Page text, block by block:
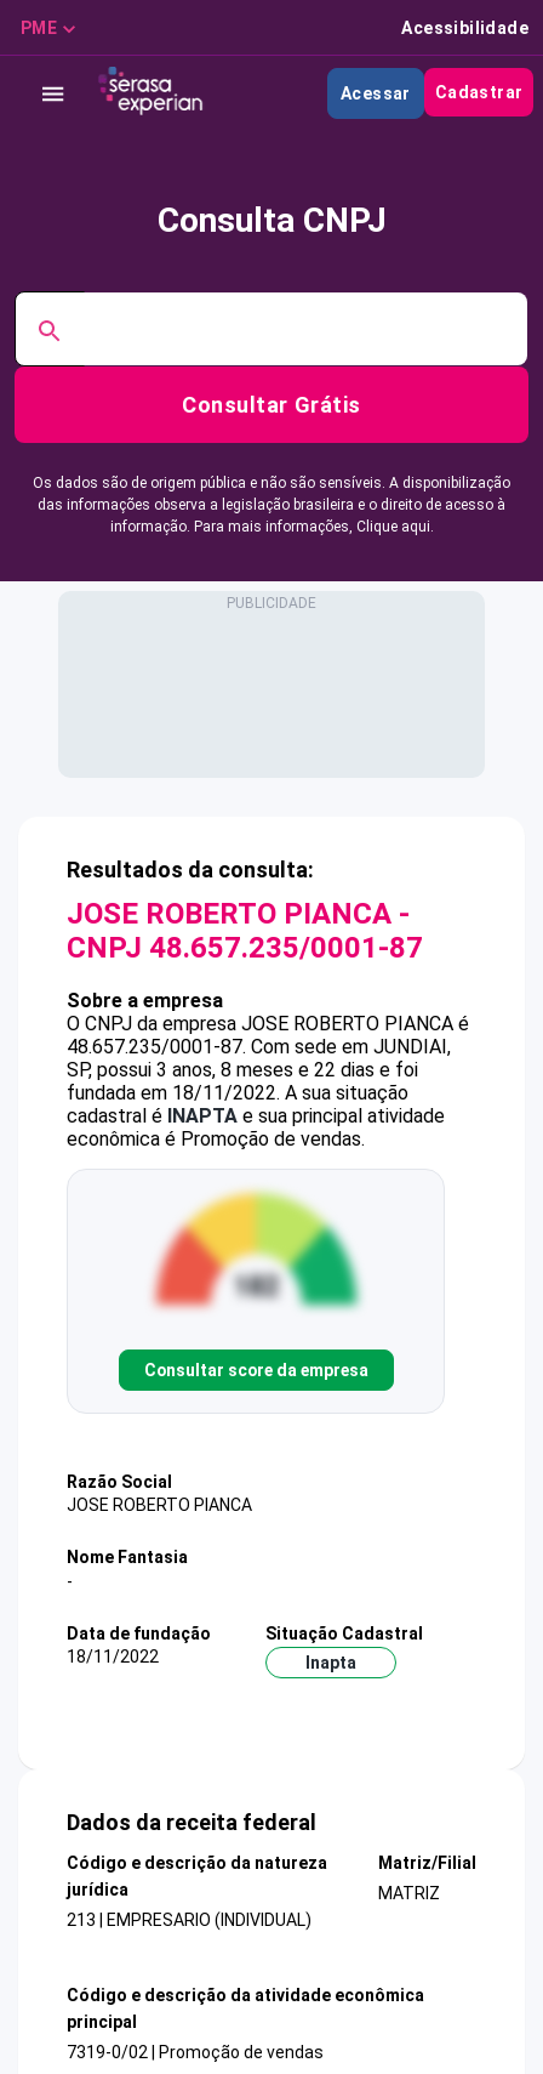
PME Acessibilidade
Acessar Cadastrar
Consulta CNPJ
Consultar Grátis
Os dados são de origem pública e não são sensíveis. A disponibilização
das informações observa a legislação brasileira e o direito de acesso à
informação. Para mais informações, Clique aqui.
Resultados da consulta:
JOSE ROBERTO PIANCA -
CNPJ 48.657.235/0001-87
Sobre a empresa
O CNPJ da empresa JOSE ROBERTO PIANCA é
48.657.235/0001-87. Com sede em JUNDIAI,
SP, possui 3 anos, 8 meses e 22 dias e foi
fundada em 18/11/2022. A sua situação
cadastral é INAPTA e sua principal atividade
econômica é Promoção de vendas.
Consultar score da empresa
Razão Social
JOSE ROBERTO PIANCA
Nome Fantasia
-
Data de fundação
18/11/2022
Situação Cadastral
Inapta
Dados da receita federal
Código e descrição da natureza
jurídica
213 | EMPRESARIO (INDIVIDUAL)
Matriz/Filial
MATRIZ
Código e descrição da atividade econômica
principal
7319-0/02 | Promoção de vendas